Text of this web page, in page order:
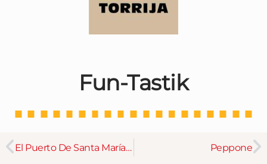
Últimas visitas
Todos los garitos
Por el mundo
Contactar
Instagram
Fun-Tastik
El Puerto De Santa María – Noviembre 2021 Peppone